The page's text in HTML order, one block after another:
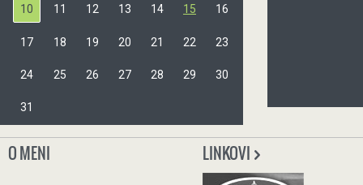
10 11 12 13 14 15 16
17 18 19 20 21 22 23
24 25 26 27 28 29 30
31
O MENI LINKOVI